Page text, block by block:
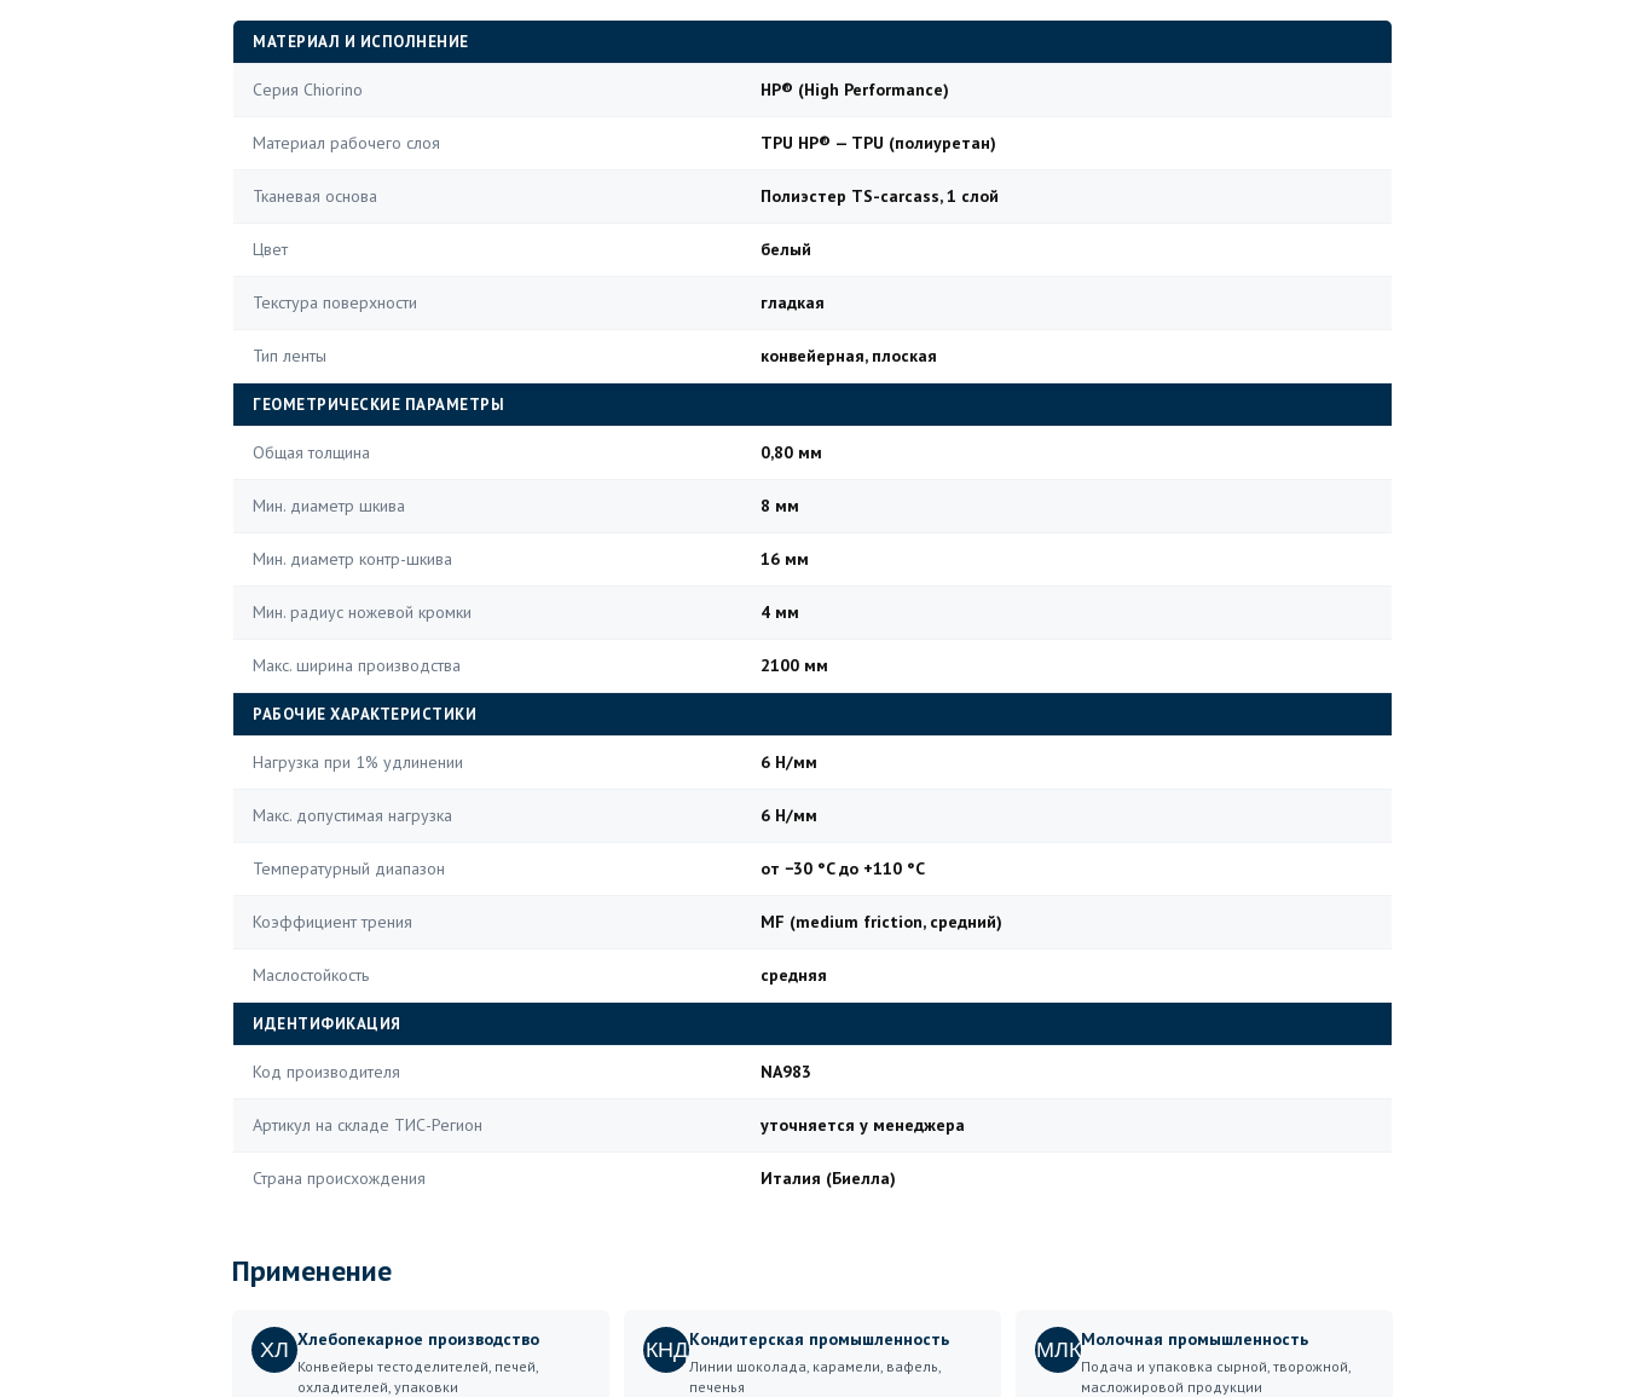
МАТЕРИАЛ И ИСПОЛНЕНИЕ
Серия Chiorino HP® (High Performance)
Материал рабочего слоя TPU HP® — TPU (полиуретан)
Тканевая основа Полиэстер TS-carcass, 1 слой
Цвет белый
Текстура поверхности гладкая
Тип ленты конвейерная, плоская
ГЕОМЕТРИЧЕСКИЕ ПАРАМЕТРЫ
Общая толщина 0,80 мм
Мин. диаметр шкива 8 мм
Мин. диаметр контр-шкива 16 мм
Мин. радиус ножевой кромки 4 мм
Макс. ширина производства 2100 мм
РАБОЧИЕ ХАРАКТЕРИСТИКИ
Нагрузка при 1% удлинении 6 Н/мм
Макс. допустимая нагрузка 6 Н/мм
Температурный диапазон от −30 °C до +110 °C
Коэффициент трения MF (medium friction, средний)
Маслостойкость средняя
ИДЕНТИФИКАЦИЯ
Код производителя NA983
Артикул на складе ТИС-Регион уточняется у менеджера
Страна происхождения Италия (Биелла)
Применение
ХЛ Хлебопекарное производство
Конвейеры тестоделителей, печей,
охладителей, упаковки
КНДКондитерская промышленность
Линии шоколада, карамели, вафель,
печенья
МЛКМолочная промышленность
Подача и упаковка сырной, творожной,
масложировой продукции